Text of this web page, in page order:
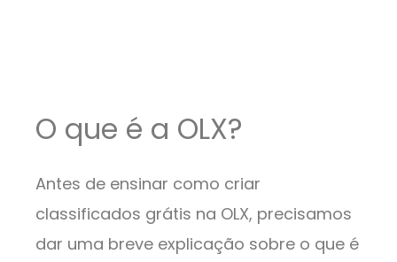
O que é a OLX?
Antes de ensinar como criar
classificados grátis na OLX, precisamos
dar uma breve explicação sobre o que é